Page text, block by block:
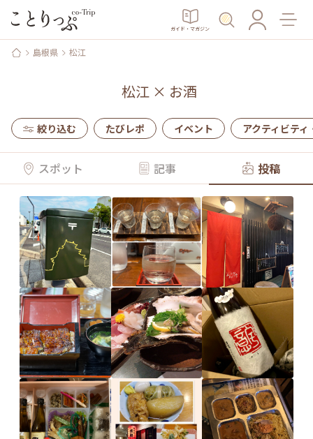
ガイド・マガジン
島根県 松江
松江 × お酒
絞り込む たびレポ イベント アクティビティ
スポット 記事 投稿